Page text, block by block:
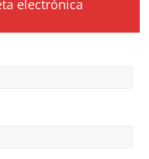
electrónica